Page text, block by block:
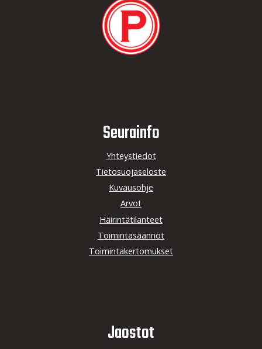
Seurainfo
Yhteystiedot
Tietosuojaseloste
Kuvausohje
Arvot
Häirintätilanteet
Toimintasäännöt
Toimintakertomukset
Jaostot